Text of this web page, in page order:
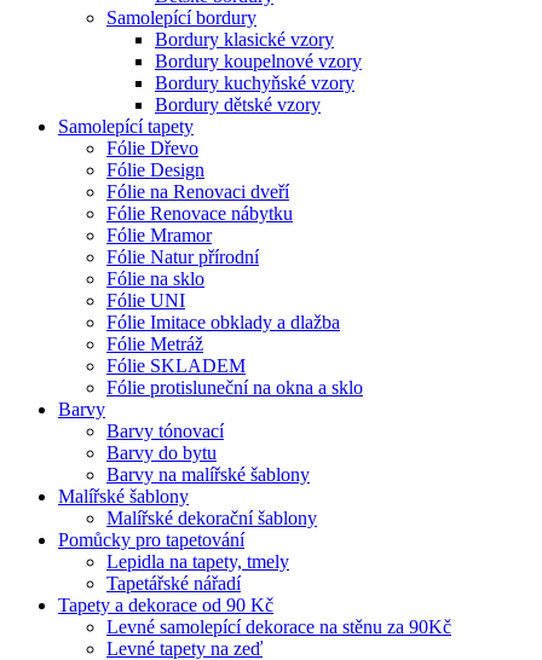
Samolepící bordury
Bordury klasické vzory
Bordury koupelnové vzory
Bordury kuchyňské vzory
Bordury dětské vzory
Samolepící tapety
Fólie Dřevo
Fólie Design
Fólie na Renovaci dveří
Fólie Renovace nábytku
Fólie Mramor
Fólie Natur přírodní
Fólie na sklo
Fólie UNI
Fólie Imitace obklady a dlažba
Fólie Metráž
Fólie SKLADEM
Fólie protisluneční na okna a sklo
Barvy
Barvy tónovací
Barvy do bytu
Barvy na malířské šablony
Malířské šablony
Malířské dekorační šablony
Pomůcky pro tapetování
Lepidla na tapety, tmely
Tapetářské nářadí
Tapety a dekorace od 90 Kč
Levné samolepící dekorace na stěnu za 90Kč
Levné tapety na zeď